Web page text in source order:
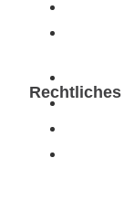
Rechtliches